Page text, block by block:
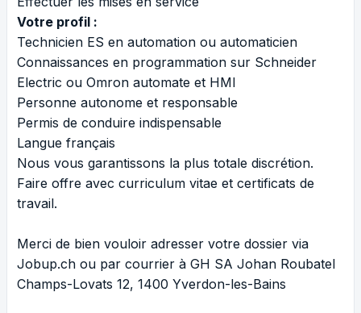
Votre profil :
Technicien ES en automation ou automaticien
Connaissances en programmation sur Schneider
Electric ou Omron automate et HMI
Personne autonome et responsable
Permis de conduire indispensable
Langue français
Nous vous garantissons la plus totale discrétion.
Faire offre avec curriculum vitae et certificats de
travail.
Merci de bien vouloir adresser votre dossier via
Jobup.ch ou par courrier à GH SA Johan Roubatel
Champs-Lovats 12, 1400 Yverdon-les-Bains